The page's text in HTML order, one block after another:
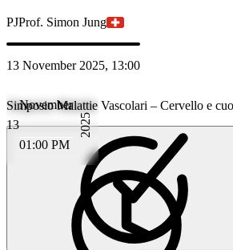
PJProf. Simon Jung
13 November 2025, 13:00
13
November
01:00 PM
2025
Simposio Malattie Vascolari – Cervello e